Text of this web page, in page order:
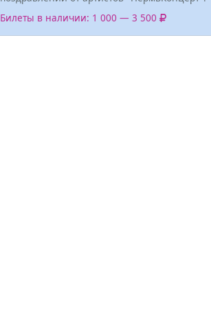
Билеты в наличии: 1 000 — 3 500